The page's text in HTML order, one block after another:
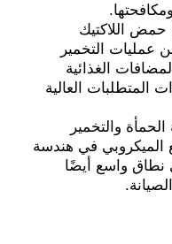
حمض اللاكتيك
عمليات التخمير
الغذائية
المتطلبات العالية
والتخمير
الميكروبي في هندسة
نطاق واسع أيضًا